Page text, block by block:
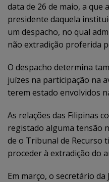
data de 26 de maio, a que
presidente daquela
um despacho, no qual
não extradição proferida
O despacho determina
juízes na participação na
terem estado envolvidos
As relações das Filipinas
registado alguma tensão
de o Tribunal de Recurso
proceder à extradição do
Em março, o secretário da